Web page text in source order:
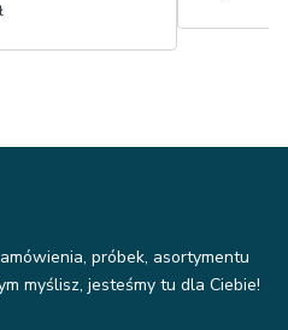
próbek, asortymentu
myślisz, jesteśmy tu dla Ciebie!